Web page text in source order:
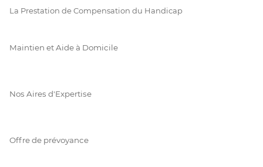
La Prestation de Compensation du Handicap
Maintien et Aide à Domicile
Nos Aires d'Expertise
Offre de prévoyance